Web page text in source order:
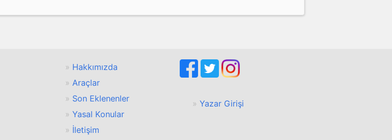
Hakkımızda
Araçlar
Son Eklenenler
Yasal Konular
İletişim
Yazar Girişi